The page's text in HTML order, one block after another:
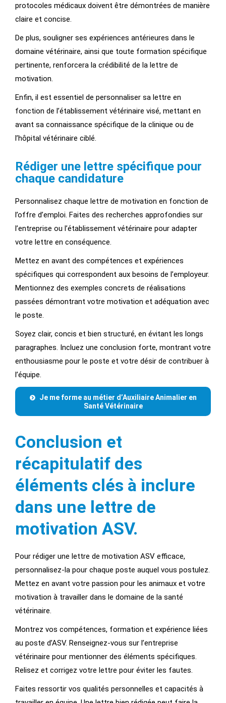
protocoles médicaux doivent être démontrées de manière
claire et concise.
De plus, souligner ses expériences antérieures dans le
domaine vétérinaire, ainsi que toute formation spécifique
pertinente, renforcera la crédibilité de la lettre de
motivation.
Enfin, il est essentiel de personnaliser sa lettre en
fonction de l’établissement vétérinaire visé, mettant en
avant sa connaissance spécifique de la clinique ou de
l’hôpital vétérinaire ciblé.
Rédiger une lettre spécifique pour
chaque candidature
Personnalisez chaque lettre de motivation en fonction de
l’offre d’emploi. Faites des recherches approfondies sur
l’entreprise ou l’établissement vétérinaire pour adapter
votre lettre en conséquence.
Mettez en avant des compétences et expériences
spécifiques qui correspondent aux besoins de l’employeur.
Mentionnez des exemples concrets de réalisations
passées démontrant votre motivation et adéquation avec
le poste.
Soyez clair, concis et bien structuré, en évitant les longs
paragraphes. Incluez une conclusion forte, montrant votre
enthousiasme pour le poste et votre désir de contribuer à
l’équipe.
Je me forme au métier d’Auxiliaire Animalier en
Santé Vétérinaire
Conclusion et
récapitulatif des
éléments clés à inclure
dans une lettre de
motivation ASV.
Pour rédiger une lettre de motivation ASV efficace,
personnalisez-la pour chaque poste auquel vous postulez.
Mettez en avant votre passion pour les animaux et votre
motivation à travailler dans le domaine de la santé
vétérinaire.
Montrez vos compétences, formation et expérience liées
au poste d’ASV. Renseignez-vous sur l’entreprise
vétérinaire pour mentionner des éléments spécifiques.
Relisez et corrigez votre lettre pour éviter les fautes.
Faites ressortir vos qualités personnelles et capacités à